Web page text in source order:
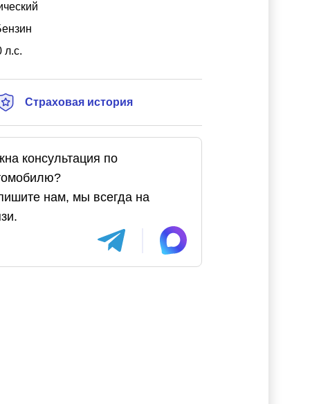
л.с.
Страховая история
консультация по
нам, мы всегда на